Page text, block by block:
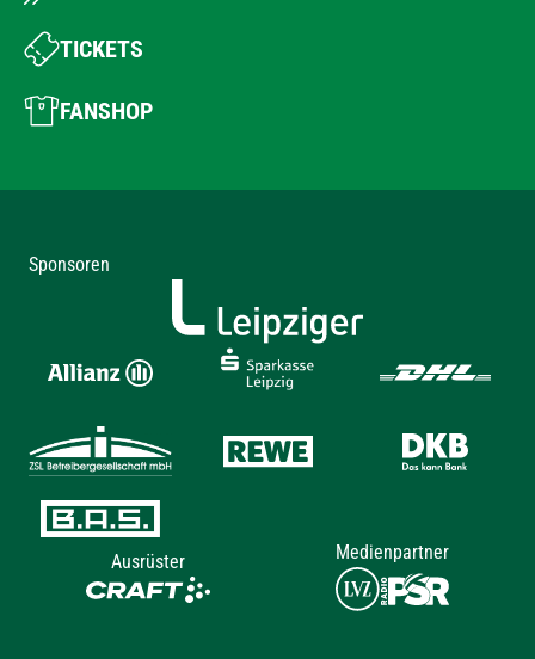
TICKETS
FANSHOP
Sponsoren
Ausrüster Medienpartner